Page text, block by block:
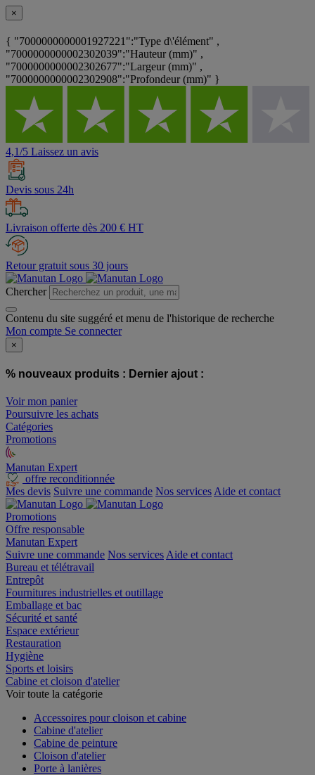
×
{ "7000000000001927221":"Type d\'élément" ,
"7000000000002302039":"Hauteur (mm)" ,
"7000000000002302677":"Largeur (mm)" ,
"7000000000002302908":"Profondeur (mm)" }
4,1/5 Laissez un avis
Devis sous 24h
Livraison offerte dès 200 € HT
Retour gratuit sous 30 jours
Chercher
Contenu du site suggéré et menu de l'historique de recherche
Mon compte Se connecter
×
% nouveaux produits : Dernier ajout :
Voir mon panier
Poursuivre les achats
Catégories
Promotions
Manutan Expert
offre reconditionnée
Mes devis Suivre une commande Nos services Aide et contact
Promotions
Offre responsable
Manutan Expert
Suivre une commande Nos services Aide et contact
Bureau et télétravail
Entrepôt
Fournitures industrielles et outillage
Emballage et bac
Sécurité et santé
Espace extérieur
Restauration
Hygiène
Sports et loisirs
Cabine et cloison d'atelier
Voir toute la catégorie
Accessoires pour cloison et cabine
Cabine d'atelier
Cabine de peinture
Cloison d'atelier
Porte à lanières